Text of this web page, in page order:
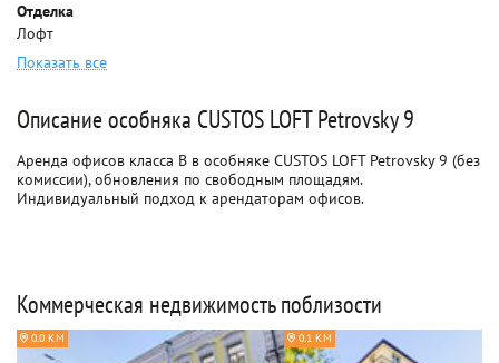
Отделка
Лофт
Показать все
Описание особняка CUSTOS LOFT Petrovsky 9
Аренда офисов класса B в особняке CUSTOS LOFT Petrovsky 9 (без
комиссии), обновления по свободным площадям.
Индивидуальный подход к арендаторам офисов.
Коммерческая недвижимость поблизости
0.0 КМ 0.1 КМ